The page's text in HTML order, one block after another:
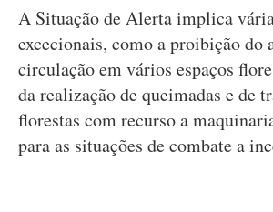
A Situação de Alerta implica
excecionais, como a proibição do
circulação em vários espaços
da realização de queimadas e de
florestas com recurso a
para as situações de combate a